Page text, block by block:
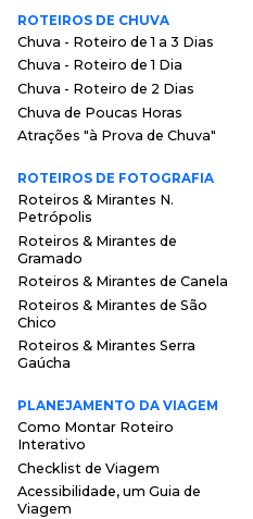
ROTEIROS DE CHUVA
Chuva - Roteiro de 1 a 3 Dias
Chuva - Roteiro de 1 Dia
Chuva - Roteiro de 2 Dias
Chuva de Poucas Horas
Atrações "à Prova de Chuva"
ROTEIROS DE FOTOGRAFIA
Roteiros & Mirantes N.
Petrópolis
Roteiros & Mirantes de
Gramado
Roteiros & Mirantes de Canela
Roteiros & Mirantes de São
Chico
Roteiros & Mirantes Serra
Gaúcha
PLANEJAMENTO DA VIAGEM
Como Montar Roteiro
Interativo
Checklist de Viagem
Acessibilidade, um Guia de
Viagem